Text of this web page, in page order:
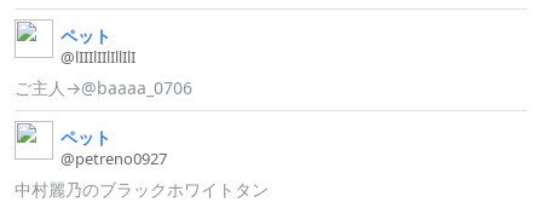
ペット
@lIIIlIIlIllIlI
ご主人→@baaaa_0706
ペット
@petreno0927
中村麗乃のブラックホワイトタン